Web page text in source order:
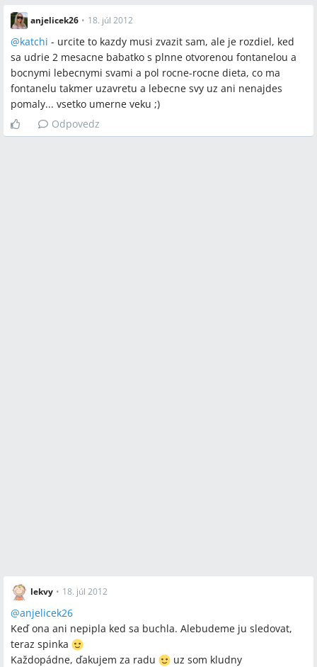
anjelicek26 • 18. júl 2012
@katchi - urcite to kazdy musi zvazit sam, ale je rozdiel, ked
sa udrie 2 mesacne babatko s plnne otvorenou fontanelou a
bocnymi lebecnymi svami a pol rocne-rocne dieta, co ma
fontanelu takmer uzavretu a lebecne svy uz ani nenajdes
pomaly... vsetko umerne veku ;)
Odpovedz
lekvy • 18. júl 2012
@anjelicek26
Keď ona ani nepipla ked sa buchla. Alebudeme ju sledovat,
teraz spinka
Každopádne, ďakujem za radu
uz som kludny